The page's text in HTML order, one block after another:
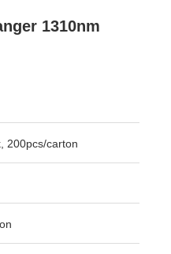
1310nm
200pcs/carton